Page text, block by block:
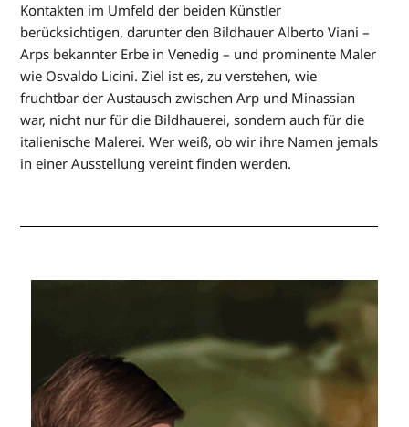
Kontakten im Umfeld der beiden Künstler
berücksichtigen, darunter den Bildhauer Alberto Viani –
Arps bekannter Erbe in Venedig – und prominente Maler
wie Osvaldo Licini. Ziel ist es, zu verstehen, wie
fruchtbar der Austausch zwischen Arp und Minassian
war, nicht nur für die Bildhauerei, sondern auch für die
italienische Malerei. Wer weiß, ob wir ihre Namen jemals
in einer Ausstellung vereint finden werden.